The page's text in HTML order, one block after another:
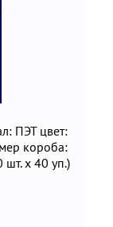
ПЭТ цвет:
короба:
х 40 уп.)